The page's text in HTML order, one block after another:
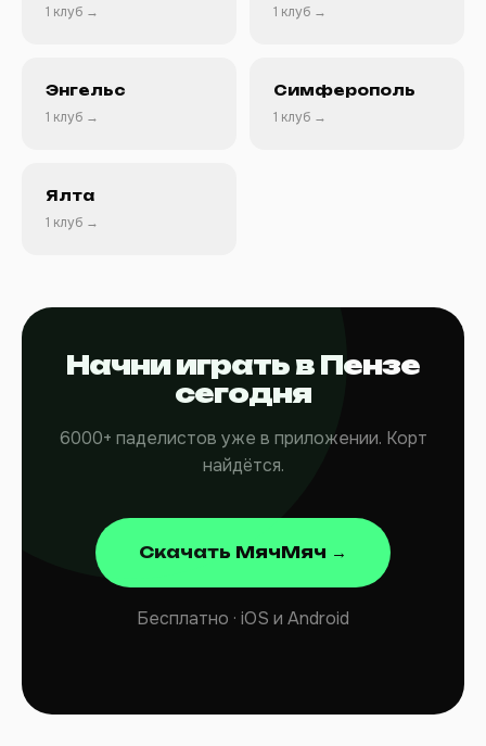
1 клуб →
1 клуб →
Энгельс
1 клуб →
Симферополь
1 клуб →
Ялта
1 клуб →
Начни играть в Пензе
сегодня
6000+ паделистов уже в приложении. Корт
найдётся.
Скачать МячМяч →
Бесплатно · iOS и Android